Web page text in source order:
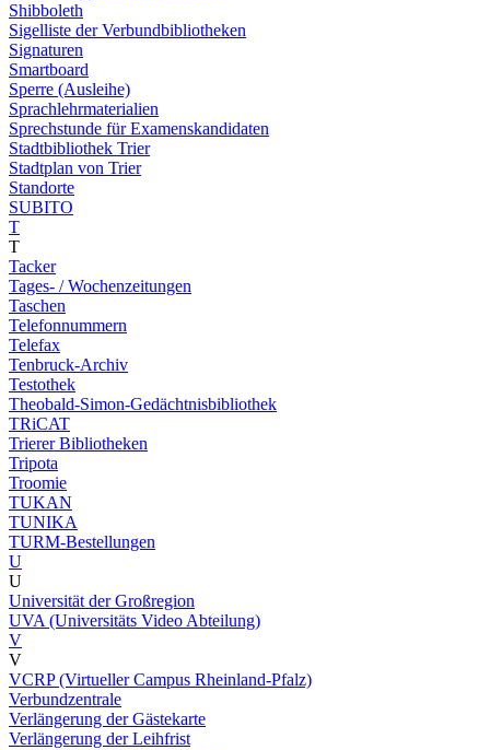
Shibboleth
Sigelliste der Verbundbibliotheken
Signaturen
Smartboard
Sperre (Ausleihe)
Sprachlehrmaterialien
Sprechstunde für Examenskandidaten
Stadtbibliothek Trier
Stadtplan von Trier
Standorte
SUBITO
T
T
Tacker
Tages- / Wochenzeitungen
Taschen
Telefonnummern
Telefax
Tenbruck-Archiv
Testothek
Theobald-Simon-Gedächtnisbibliothek
TRiCAT
Trierer Bibliotheken
Tripota
Troomie
TUKAN
TUNIKA
TURM-Bestellungen
U
U
Universität der Großregion
UVA (Universitäts Video Abteilung)
V
V
VCRP (Virtueller Campus Rheinland-Pfalz)
Verbundzentrale
Verlängerung der Gästekarte
Verlängerung der Leihfrist